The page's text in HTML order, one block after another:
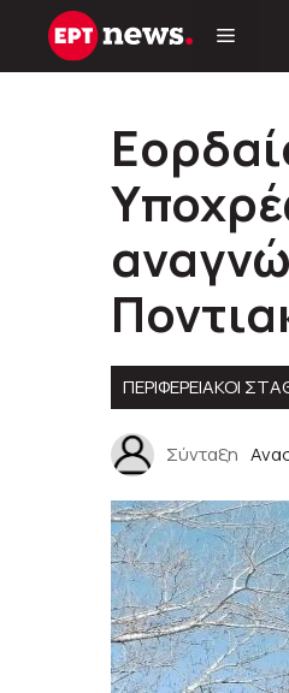
Μετάβαση
ΠΕΡΙΦΕΡΕΙΑΚΟΊ
Σύνταξη